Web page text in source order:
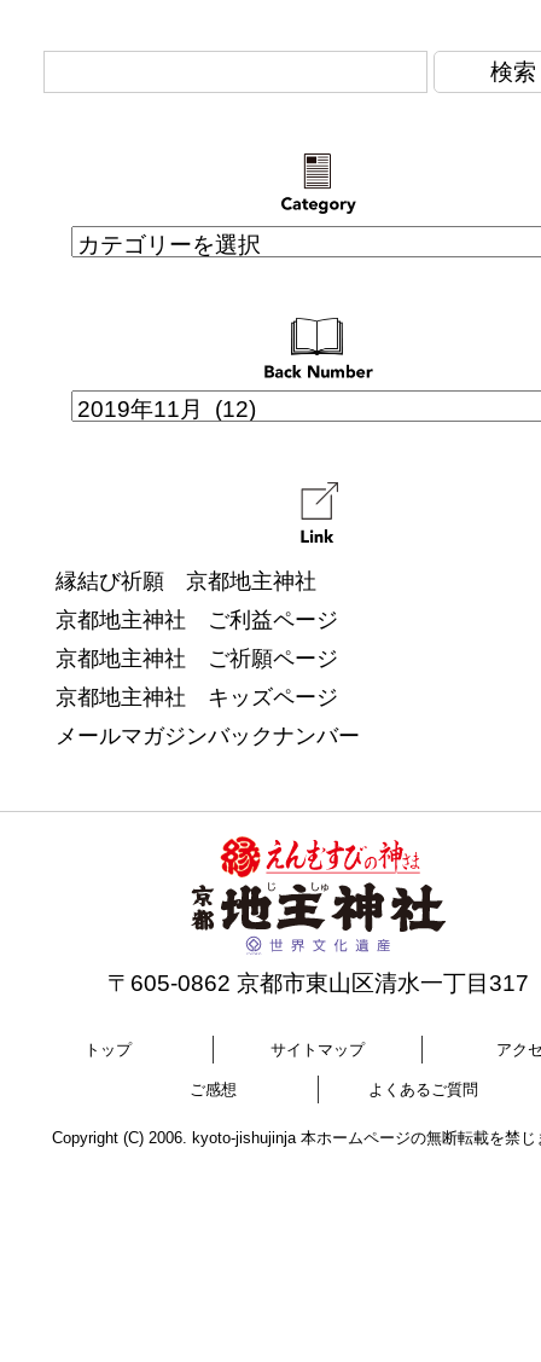
縁結び祈願 京都地主神社
京都地主神社 ご利益ページ
京都地主神社 ご祈願ページ
京都地主神社 キッズページ
メールマガジンバックナンバー
〒605-0862 京都市東山区清水一丁目317
トップ サイトマップ アク
ご感想 よくあるご質問
Copyright (C) 2006. kyoto-jishujinja 本ホームページの無断転載を禁じ